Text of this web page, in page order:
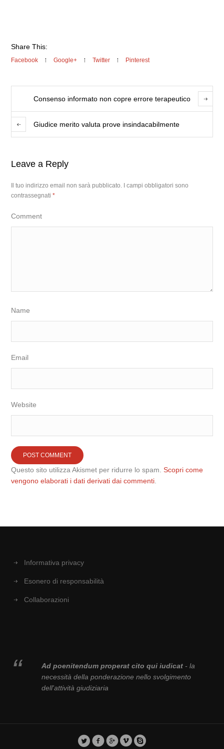
Share This:
Facebook Google+ Twitter Pinterest
Consenso informato non copre errore terapeutico
Giudice merito valuta prove insindacabilmente
Leave a Reply
Il tuo indirizzo email non sarà pubblicato.
I campi obbligatori sono
contrassegnati*
Comment
Name
Email
Website
Questo sito utilizza Akismet per ridurre lo spam.Scopri come
vengono elaborati i dati derivati dai commenti
Informativa privacy
Esonero di responsabilità
Collaborazioni
Ad poenitendum properat cito qui iudicat- la
necessità della ponderazione nello svolgimento
dell'attività giudiziaria